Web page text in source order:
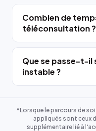
Combien de
téléconsultation ?
Que se passe-t-il
instable ?
*Lorsque le parcours de
appliqués sont ceux
supplémentaire lié à